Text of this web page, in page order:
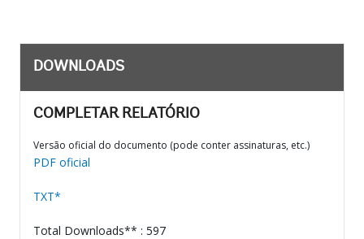
DOWNLOADS
COMPLETAR RELATÓRIO
Versão oficial do documento (pode conter assinaturas, etc.)
PDF oficial
TXT*
Total Downloads** : 597